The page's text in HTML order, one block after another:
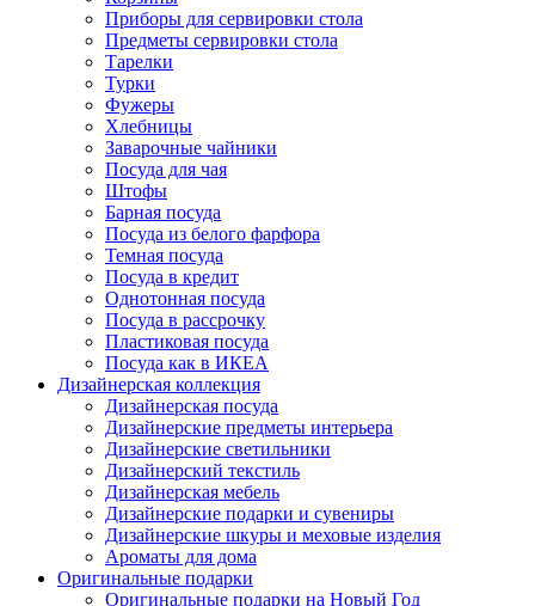
Приборы для сервировки стола
Предметы сервировки стола
Тарелки
Турки
Фужеры
Хлебницы
Заварочные чайники
Посуда для чая
Штофы
Барная посуда
Посуда из белого фарфора
Темная посуда
Посуда в кредит
Однотонная посуда
Посуда в рассрочку
Пластиковая посуда
Посуда как в ИКЕА
Дизайнерская коллекция
Дизайнерская посуда
Дизайнерские предметы интерьера
Дизайнерские светильники
Дизайнерский текстиль
Дизайнерская мебель
Дизайнерские подарки и сувениры
Дизайнерские шкуры и меховые изделия
Ароматы для дома
Оригинальные подарки
Оригинальные подарки на Новый Год